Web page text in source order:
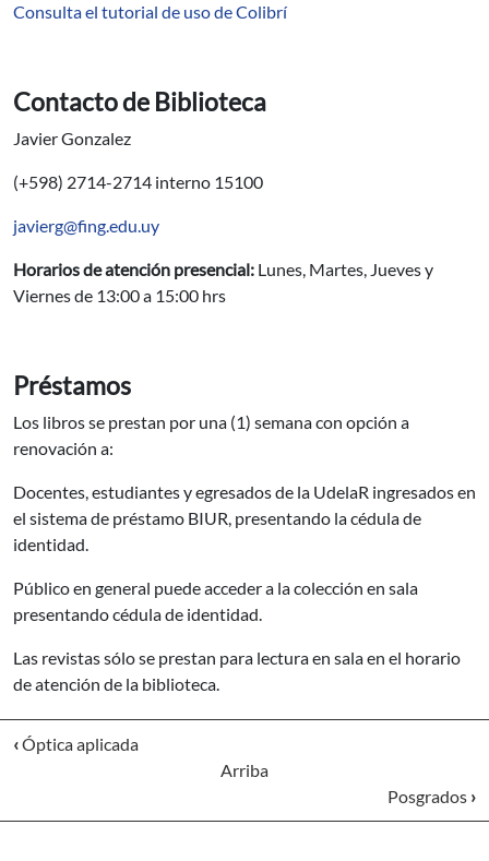
Consulta el tutorial de uso de Colibrí
Contacto de Biblioteca
Javier Gonzalez
(+598) 2714-2714 interno 15100
javierg@fing.edu.uy
Horarios de atención presencial: Lunes, Martes, Jueves y
Viernes de 13:00 a 15:00 hrs
Préstamos
Los libros se prestan por una (1) semana con opción a
renovación a:
Docentes, estudiantes y egresados de la UdelaR ingresados en
el sistema de préstamo BIUR, presentando la cédula de
identidad.
Público en general puede acceder a la colección en sala
presentando cédula de identidad.
Las revistas sólo se prestan para lectura en sala en el horario
de atención de la biblioteca.
‹Óptica aplicada
Arriba
Posgrados ›